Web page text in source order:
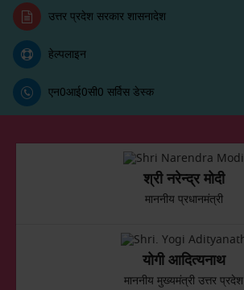
उत्तर प्रदेश सरकार शासनादेश
हेल्पलाइन
एन0आई0सी0 सर्विस डेस्क
श्री नरेन्द्र मोदी
माननीय प्रधानमंत्री
योगी आदित्यनाथ
माननीय मुख्यमंत्री उत्तर प्रदेश